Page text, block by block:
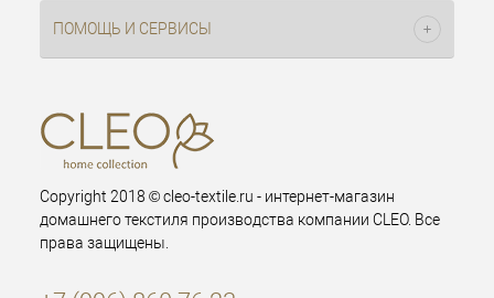
ПОМОЩЬ И СЕРВИСЫ
Copyright 2018 © cleo-textile.ru - интернет-магазин
домашнего текстиля производства компании CLEO. Все
права защищены.